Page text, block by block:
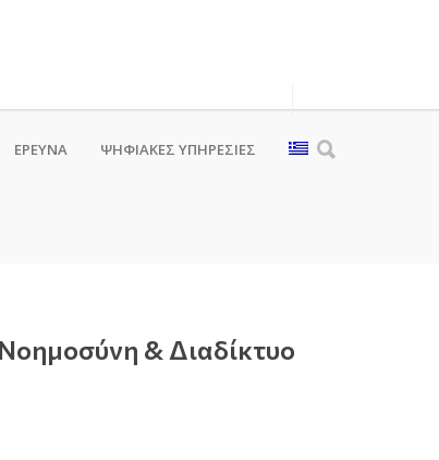
ΕΡΕΥΝΑ ΨΗΦΙΑΚΈΣ ΥΠΗΡΕΣΊΕΣ
& Διαδίκτυο